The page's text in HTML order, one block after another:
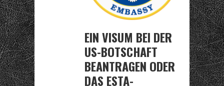
EIN VISUM BEI DER
US-BOTSCHAFT
BEANTRAGEN ODER
DAS ESTA-